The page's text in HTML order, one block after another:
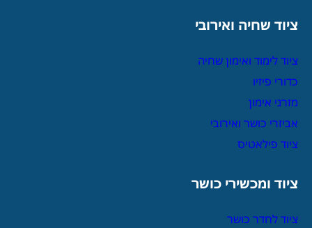
ציוד שחיה ואירובי
ציוד לימוד ואימון שחיה
כדורי פיזיו
מזרני אימון
אביזרי כושר ואירובי
ציוד פילאטיס
ציוד ומכשירי כושר
ציוד לחדר כושר